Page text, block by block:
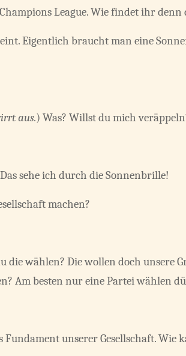
League. Wie findet ihr denn
Eigentlich braucht man eine
aus.) Was? Willst du mich
sehe ich durch die Sonnenbrille!
machen?
die wählen? Die wollen doch unsere
Am besten nur eine Partei wählen
Fundament unserer Gesellschaft. Wie